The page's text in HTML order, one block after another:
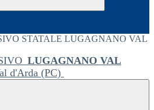
LUGAGNANO VAL
d'Arda (PC)